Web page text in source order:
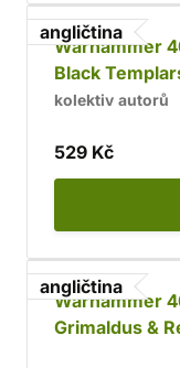
angličtina
Warhammer
Black
kolektiv autorů
529 Kč
angličtina
Warhammer
Grimaldus &